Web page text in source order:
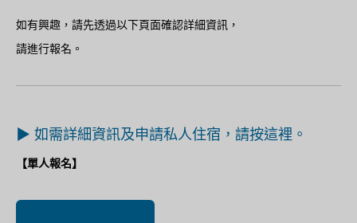
如有興趣，請先透過以下頁面確認詳細資訊，
請進行報名。
▶ 如需詳細資訊及申請私人住宿，請按這裡。
【單人報名】